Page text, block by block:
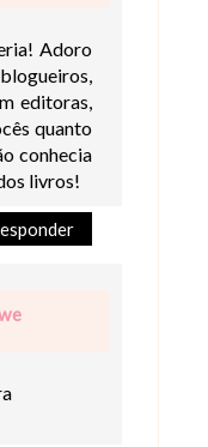
Adoro
editoras,
quanto
conhecia
livros!